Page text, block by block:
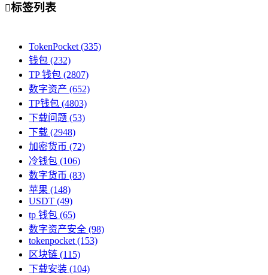
标签列表
TokenPocket (335)
钱包 (232)
TP 钱包 (2807)
数字资产 (652)
TP钱包 (4803)
下载问题 (53)
下载 (2948)
加密货币 (72)
冷钱包 (106)
数字货币 (83)
苹果 (148)
USDT (49)
tp 钱包 (65)
数字资产安全 (98)
tokenpocket (153)
区块链 (115)
下载安装 (104)